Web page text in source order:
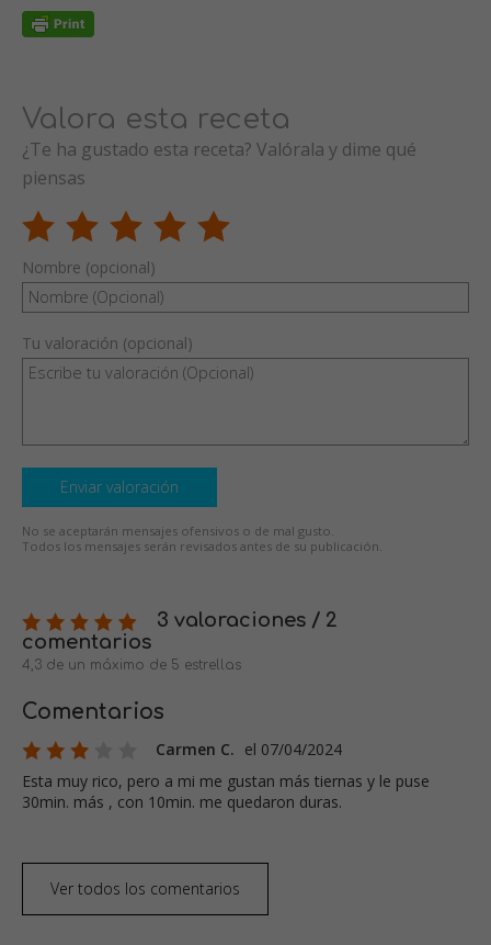
Valora esta receta
¿Te ha gustado esta receta? Valórala y dime qué
piensas
Nombre (opcional)
Tu valoración (opcional)
Enviar valoración
No se aceptarán mensajes ofensivos o de mal gusto.
Todos los mensajes serán revisados antes de su publicación.
3 valoraciones / 2
comentarios
4,3 de un máximo de 5 estrellas
Comentarios
Carmen C. el 07/04/2024
Esta muy rico, pero a mi me gustan más tiernas y le puse
30min. más , con 10min. me quedaron duras.
Ver todos los comentarios